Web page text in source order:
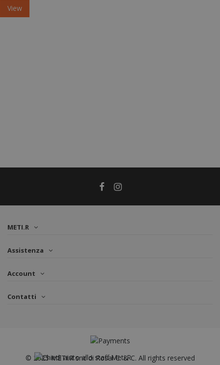
View
METI.R
Assistenza
Account
Contatti
© 2025 METI.R snc di Rosai C. & C. All rights reserved